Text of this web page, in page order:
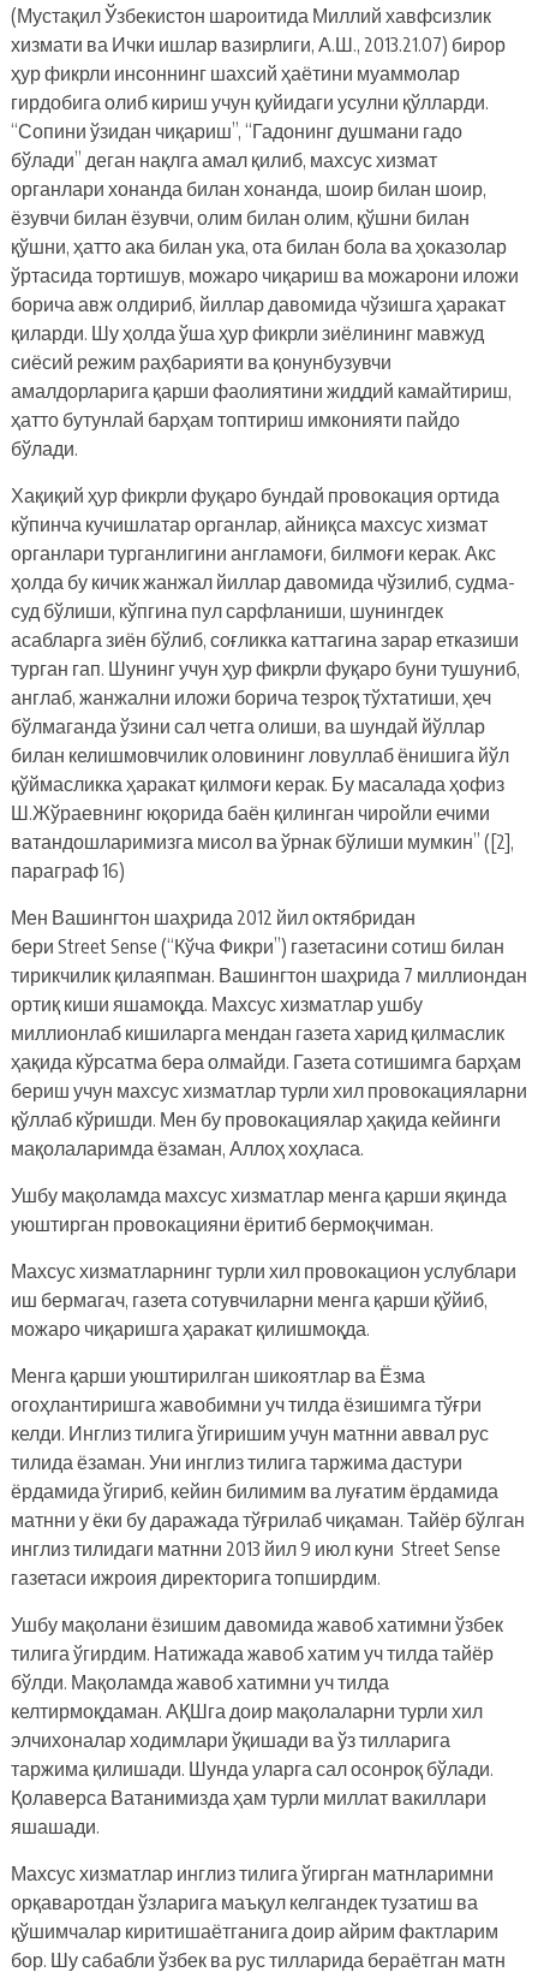
(Мустақил Ўзбекистон шароитида Миллий хавфсизлик
хизмати ва Ички ишлар вазирлиги, А.Ш., 2013.21.07) бирор
ҳур фикрли инсоннинг шахсий ҳаётини муаммолар
гирдобига олиб кириш учун қуйидаги усулни қўлларди.
“Сопини ўзидан чиқариш”, “Гадонинг душмани гадо
бўлади” деган нақлга амал қилиб, махсус хизмат
органлари хонанда билан хонанда, шоир билан шоир,
ёзувчи билан ёзувчи, олим билан олим, қўшни билан
қўшни, ҳатто ака билан ука, ота билан бола ва ҳоказолар
ўртасида тортишув, можаро чиқариш ва можарони иложи
борича авж олдириб, йиллар давомида чўзишга ҳаракат
қиларди. Шу ҳолда ўша ҳур фикрли зиёлининг мавжуд
сиёсий режим раҳбарияти ва қонунбузувчи
амалдорларига қарши фаолиятини жиддий камайтириш,
ҳатто бутунлай барҳам топтириш имконияти пайдо
бўлади.
Хақиқий ҳур фикрли фуқаро бундай провокация ортида
кўпинча кучишлатар органлар, айниқса махсус хизмат
органлари турганлигини англамоғи, билмоғи керак. Акс
ҳолда бу кичик жанжал йиллар давомида чўзилиб, судма-
суд бўлиши, кўпгина пул сарфланиши, шунингдек
асабларга зиён бўлиб, соғликка каттагина зарар етказиши
турган гап. Шунинг учун ҳур фикрли фуқаро буни тушуниб,
англаб, жанжални иложи борича тезроқ тўхтатиши, ҳеч
бўлмаганда ўзини сал четга олиши, ва шундай йўллар
билан келишмовчилик оловининг ловуллаб ёнишига йўл
қўймасликка ҳаракат қилмоғи керак. Бу масалада ҳофиз
Ш.Жўраевнинг юқорида баён қилинган чиройли ечими
ватандошларимизга мисол ва ўрнак бўлиши мумкин” ([2],
параграф 16)
Мен Вашингтон шаҳрида 2012 йил октябридан
бери Street Sense (“Кўча Фикри”) газетасини сотиш билан
тирикчилик қилаяпман. Вашингтон шаҳрида 7 миллиондан
ортиқ киши яшамоқда. Махсус хизматлар ушбу
миллионлаб кишиларга мендан газета харид қилмаслик
ҳақида кўрсатма бера олмайди. Газета сотишимга барҳам
бериш учун махсус хизматлар турли хил провокацияларни
қўллаб кўришди. Мен бу провокациялар ҳақида кейинги
мақолаларимда ёзаман, Аллоҳ хоҳласа.
Ушбу мақоламда махсус хизматлар менга қарши яқинда
уюштирган провокацияни ёритиб бермоқчиман.
Махсус хизматларнинг турли хил провокацион услублари
иш бермагач, газета сотувчиларни менга қарши қўйиб,
можаро чиқаришга ҳаракат қилишмоқда.
Менга қарши уюштирилган шикоятлар ва Ёзма
огоҳлантиришга жавобимни уч тилда ёзишимга тўғри
келди. Инглиз тилига ўгиришим учун матнни аввал рус
тилида ёзаман. Уни инглиз тилига таржима дастури
ёрдамида ўгириб, кейин билимим ва луғатим ёрдамида
матнни у ёки бу даражада тўғрилаб чиқаман. Тайёр бўлган
инглиз тилидаги матнни 2013 йил 9 июл куни Street Sense
газетаси ижроия директорига топширдим.
Ушбу мақолани ёзишим давомида жавоб хатимни ўзбек
тилига ўгирдим. Натижада жавоб хатим уч тилда тайёр
бўлди. Мақоламда жавоб хатимни уч тилда
келтирмоқдаман. АҚШга доир мақолаларни турли хил
элчихоналар ходимлари ўқишади ва ўз тилларига
таржима қилишади. Шунда уларга сал осонроқ бўлади.
Қолаверса Ватанимизда ҳам турли миллат вакиллари
яшашади.
Махсус хизматлар инглиз тилига ўгирган матнларимни
орқаваротдан ўзларига маъқул келгандек тузатиш ва
қўшимчалар киритишаётганига доир айрим фактларим
бор. Шу сабабли ўзбек ва рус тилларида бераётган матн